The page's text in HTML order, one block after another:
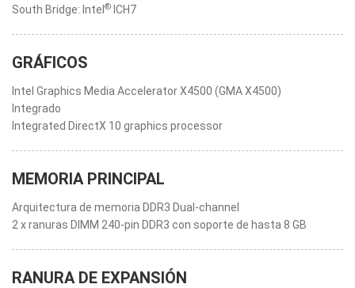
South Bridge: Intel ® ICH7
GRÁFICOS
Intel Graphics Media Accelerator X4500 (GMA X4500)
Integrado
Integrated DirectX 10 graphics processor
MEMORIA PRINCIPAL
Arquitectura de memoria DDR3 Dual-channel
2 x ranuras DIMM 240-pin DDR3 con soporte de hasta 8 GB
RANURA DE EXPANSIÓN